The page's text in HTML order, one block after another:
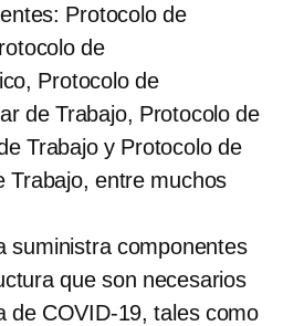
Protocolo de
de
Protocolo de
de Trabajo, Protocolo de
Trabajo y Protocolo de
Trabajo, entre muchos
suministra componentes
que son necesarios
de COVID-19, tales como